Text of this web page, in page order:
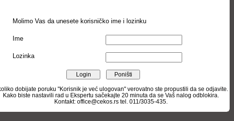
Molimo Vas da unesete korisničko ime i lozinku
Ime
Lozinka
dobijate poruku "Korisnik je već ulogovan" verovatno ste propustili da se odjavite.
Kako biste nastavili rad u Ekspertu sačekajte 20 minuta da se Vaš nalog odblokira.
Kontakt: office@cekos.rs tel. 011/3035-435.